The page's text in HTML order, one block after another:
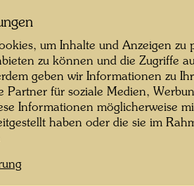
Schreiber © Udo Schreiber
um Inhalte und Anzeigen zu
zu können und die Zugriffe
geben wir Informationen zu
Partner für soziale Medien,
Informationen möglicherweise
haben oder die sie im